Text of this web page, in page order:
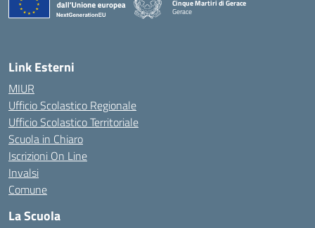
Cinque Martiri di Gerace
Gerace
Link Esterni
MIUR
Ufficio Scolastico Regionale
Ufficio Scolastico Territoriale
Scuola in Chiaro
Iscrizioni On Line
Invalsi
Comune
La Scuola